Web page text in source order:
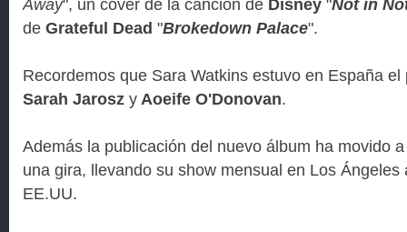
Away", un cover de la canción de Disney "Not in
de Grateful Dead "Brokedown Palace".
Recordemos que Sara Watkins estuvo en España
Sarah Jarosz y Aoeife O'Donovan.
Además la publicación del nuevo álbum ha movido
una gira, llevando su show mensual en Los
EE.UU.